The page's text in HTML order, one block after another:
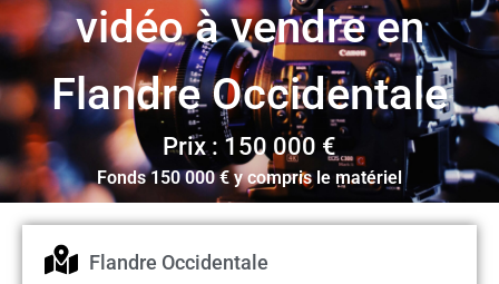
vidéo à vendre en
Flandre Occidentale
Prix : 150 000 €
Fonds 150 000 € y compris le matériel
Flandre Occidentale